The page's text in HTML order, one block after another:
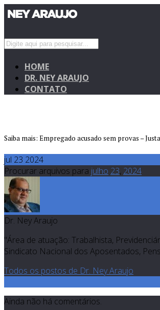
HOME
DR. NEY ARAUJO
CONTATO
Saiba mais: Empregado acusado sem provas –
jul 23 2024
Procurar arquivos para julho 23, 2024
Dr. Ney Araujo
"Área de atuação: Trabalhista,
Sindicato Nacional dos Aposentados,
Todos os postos de Dr. Ney Araujo
Ainda não há comentários.